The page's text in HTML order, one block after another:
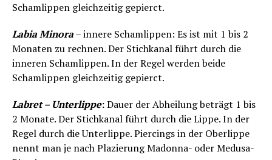
Schamlippen gleichzeitig gepierct.
Labia Minora– innere Schamlippen: Es ist mit 1 bis 2
Monaten zu rechnen. Der Stichkanal führt durch die
inneren Schamlippen. In der Regel werden beide
Schamlippen gleichzeitig gepierct.
Labret – Unterlippe:Dauer der Abheilung beträgt 1 bis
2 Monate. Der Stichkanal führt durch die Lippe. In der
Regel durch die Unterlippe. Piercings in der Oberlippe
nennt man je nach Plazierung Madonna- oder Medusa-